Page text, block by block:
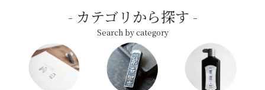
カテゴリから探す
Search by category